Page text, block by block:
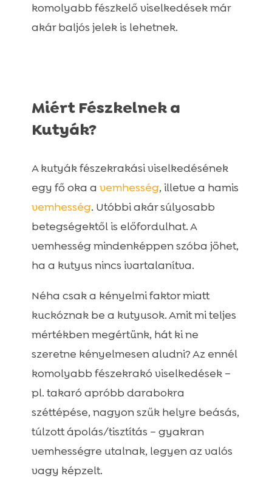
komolyabb fészkelő viselkedések már
akár baljós jelek is lehetnek.
Miért Fészkelnek a
Kutyák?
A kutyák fészekrakási viselkedésének
egy fő oka a vemhesség, illetve a hamis
vemhesség. Utóbbi akár súlyosabb
betegségektől is előfordulhat. A
vemhesség mindenképpen szóba jöhet,
ha a kutyus nincs ivartalanítva.
Néha csak a kényelmi faktor miatt
kuckóznak be a kutyusok. Amit mi teljes
mértékben megértünk, hát ki ne
szeretne kényelmesen aludni? Az ennél
komolyabb fészekrakó viselkedések –
pl. takaró apróbb darabokra
széttépése, nagyon szűk helyre beásás,
túlzott ápolás/tisztítás – gyakran
vemhességre utalnak, legyen az valós
vagy képzelt.